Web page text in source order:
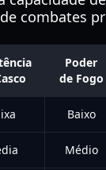
combates
Poder
de Fogo
Baixo
Médio